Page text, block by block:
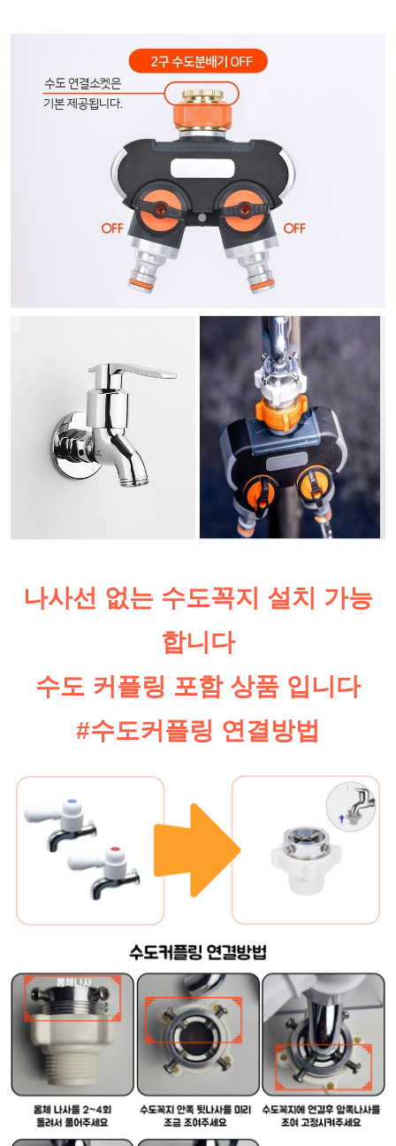
나사선 없는 수도꼭지 설치 가능
합니다
수도 커플링 포함 상품 입니다
#수도커플링 연결방법